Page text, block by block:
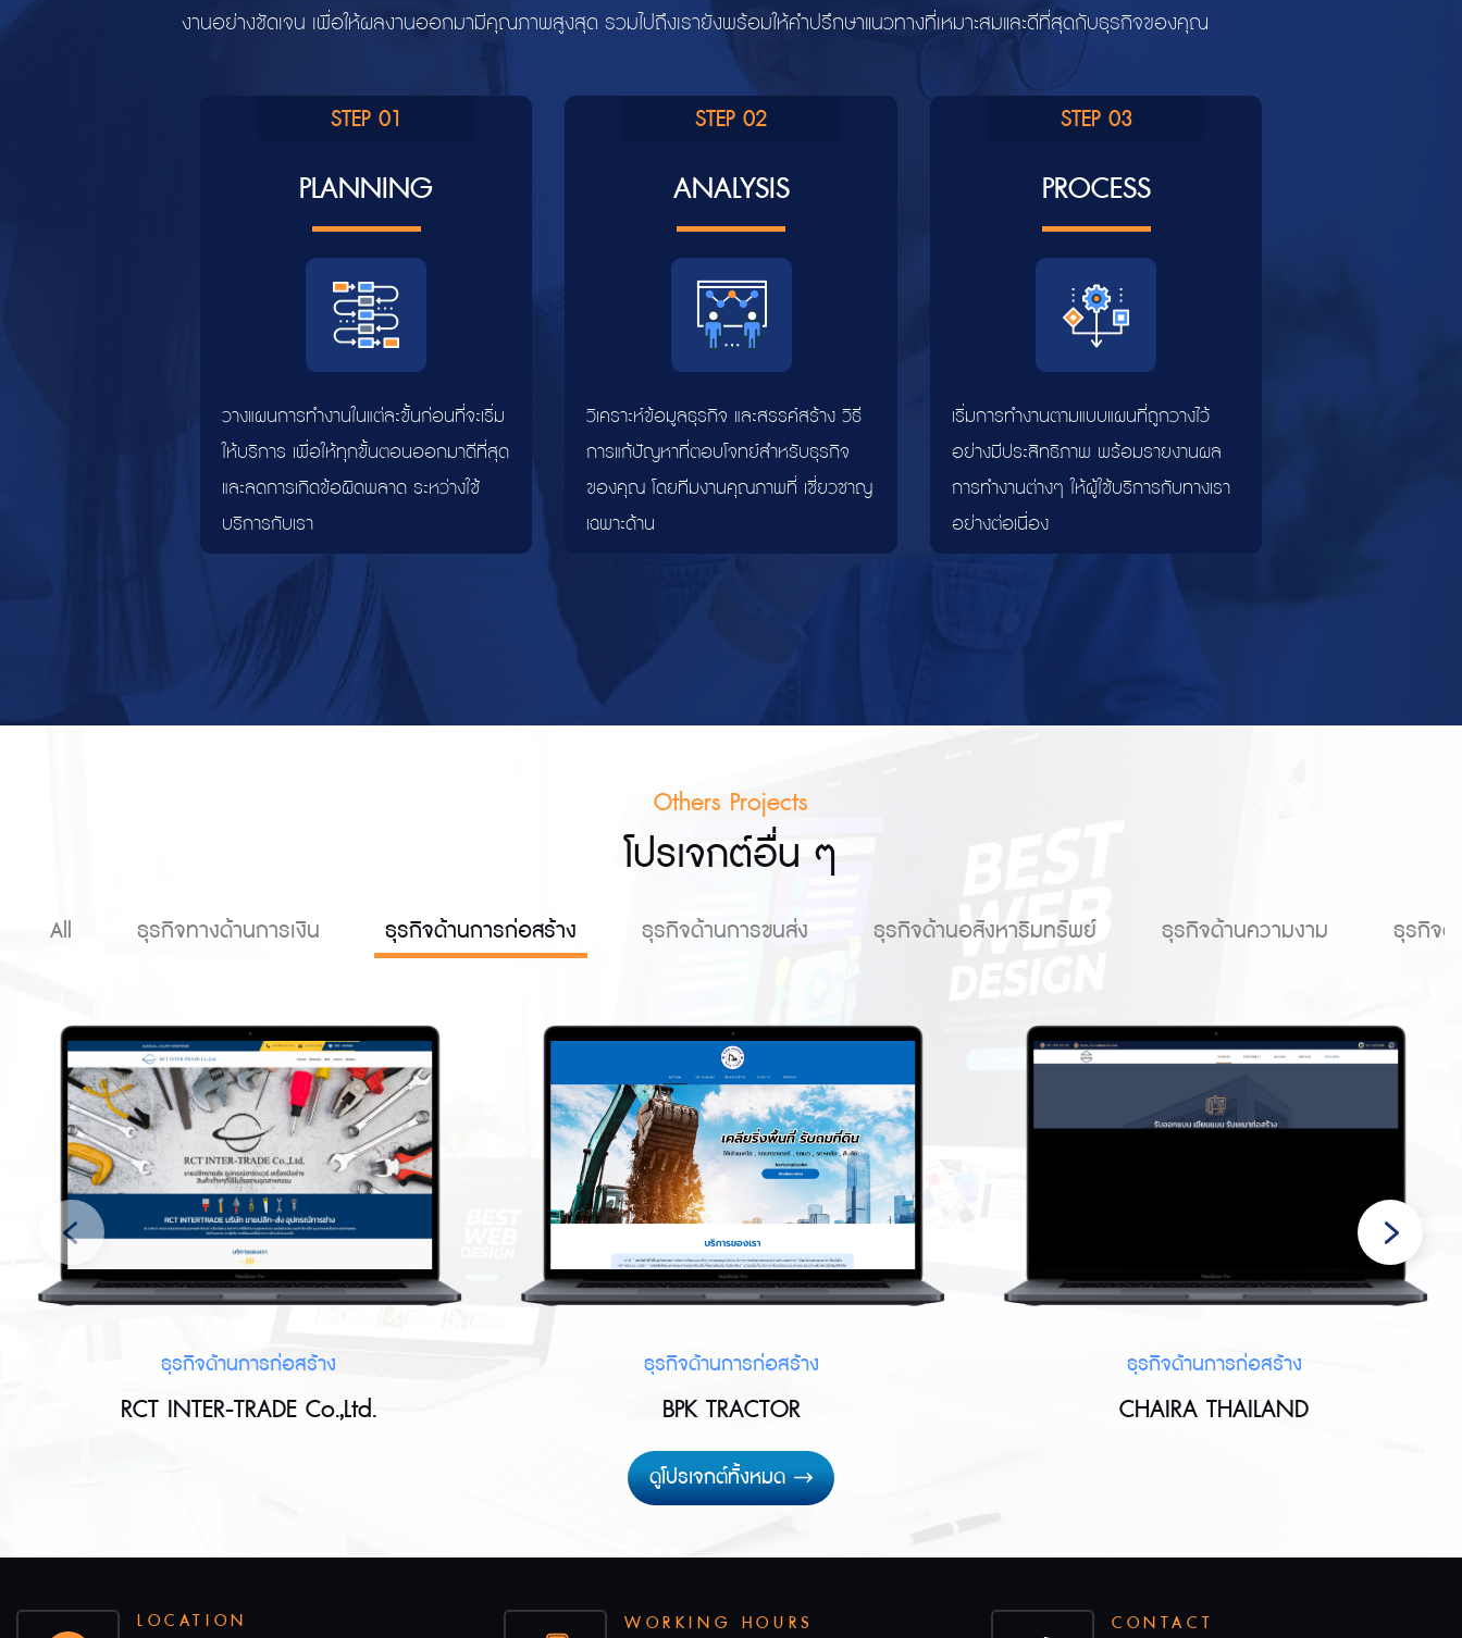
งานอย่างชัดเจน เพื่อให้ผลงานออกมามีคุณภาพสูงสุด รวมไปถึงเรายังพร้อมให้คำปรึกษาแนวทางที่เหมาะสมและดีที่สุดกับธุรกิจของคุณ
STEP 01
PLANNING
วางแผนการทำงานในแต่ละขั้นก่อนที่จะเริ่ม
ให้บริการ เพื่อให้ทุกขั้นตอนออกมาดีที่สุด
และลดการเกิดข้อผิดพลาด ระหว่างใช้
บริการกับเรา
STEP 02
ANALYSIS
วิเคราะห์ข้อมูลธุรกิจ และสรรค์สร้าง วิธี
การแก้ปัญหาที่ตอบโจทย์สำหรับธุรกิจ
ของคุณ โดยทีมงานคุณภาพที่ เชี่ยวชาญ
เฉพาะด้าน
STEP 03
PROCESS
เริ่มการทำงานตามแบบแผนที่ถูกวางไว้
อย่างมีประสิทธิภาพ พร้อมรายงานผล
การทำงานต่างๆ ให้ผู้ใช้บริการกับทางเรา
อย่างต่อเนื่อง
Others Projects
โปรเจกต์อื่น ๆ
All ธุรกิจทางด้านการเงิน ธุรกิจด้านการก่อสร้าง ธุรกิจด้านการขนส่ง ธุรกิจด้านอสังหาริมทรัพย์ ธุรกิจด้านความงาม ธุรกิจ
ธุรกิจด้านการก่อสร้าง
RCT INTER-TRADE Co.,Ltd.
ธุรกิจด้านการก่อสร้าง
BPK TRACTOR
ธุรกิจด้านการก่อสร้าง
CHAIRA THAILAND
ดูโปรเจกต์ทั้งหมด
LOCATION
WORKING HOURS CONTACT